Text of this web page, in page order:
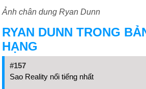
Ảnh chân dung Ryan Dunn
RYAN DUNN TRONG
HẠNG
#157
Sao Reality nổi tiếng nhất